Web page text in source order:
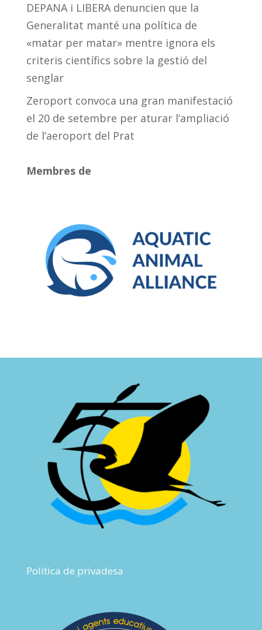
DEPANA i LIBERA denuncien que la
Generalitat manté una política de
«matar per matar» mentre ignora els
criteris científics sobre la gestió del
senglar
Zeroport convoca una gran manifestació
el 20 de setembre per aturar l’ampliació
de l’aeroport del Prat
Membres de
Política de privadesa